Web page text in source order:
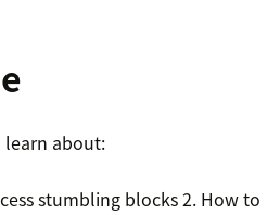
learn about:
stumbling blocks2. How to